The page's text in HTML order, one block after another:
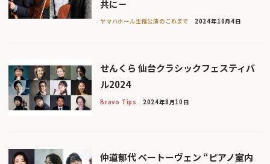
共に－
ヤマハホール主催公演のこれまで 2024年10月4日
せんくら 仙台クラシックフェスティバ
ル2024
Bravo Tips 2024年8月10日
仲道郁代 ベートーヴェン “ピアノ室内